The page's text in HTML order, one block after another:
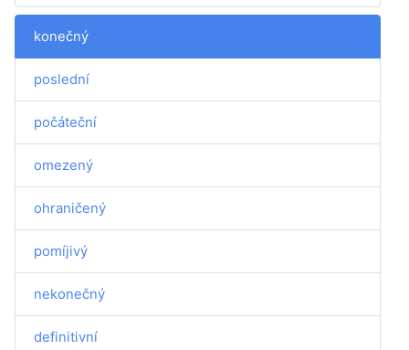
konečný
poslední
počáteční
omezený
ohraničený
pomíjivý
nekonečný
definitivní